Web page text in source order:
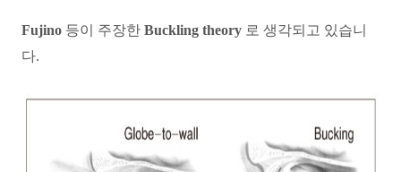
Fujino 등이 주장한 Buckling theory 로 생각되고 있습니
다.